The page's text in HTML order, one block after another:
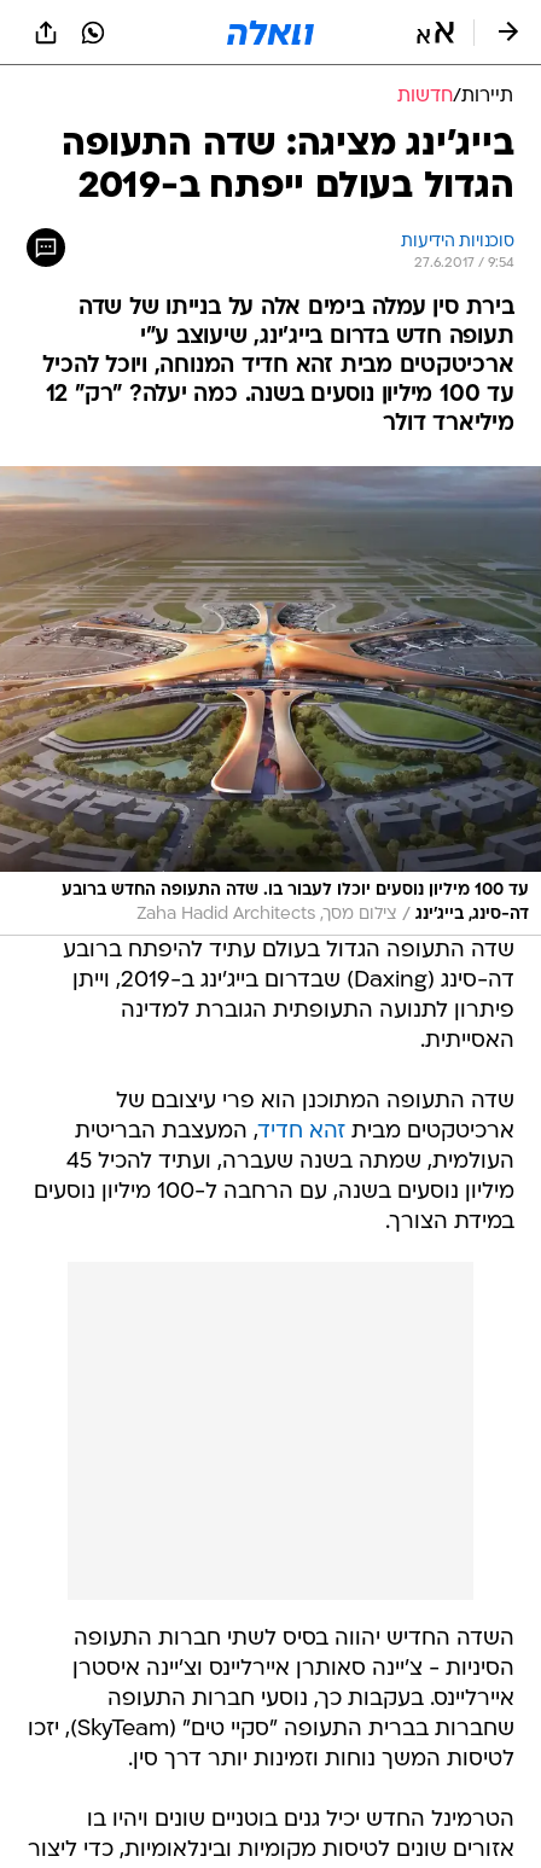
תיירות/חדשות
בייג'ינג מציגה: שדה התעופה
הגדול בעולם ייפתח ב-2019
סוכנויות הידיעות
27.6.2017 / 9:54
בירת סין עמלה בימים אלה על בנייתו של שדה
תעופה חדש בדרום בייג'ינג, שיעוצב ע"י
ארכיטקטים מבית זהא חדיד המנוחה, ויוכל להכיל
עד 100 מיליון נוסעים בשנה. כמה יעלה? "רק" 12
מיליארד דולר
עד 100 מיליון נוסעים יוכלו לעבור בו. שדה התעופה החדש ברובע
דה-סינג, בייג'ינג / צילום מסך, Zaha Hadid Architects
שדה התעופה הגדול בעולם עתיד להיפתח ברובע
דה-סינג (Daxing) שבדרום בייג'ינג ב-2019, וייתן
פיתרון לתנועה התעופתית הגוברת למדינה
האסייתית.
שדה התעופה המתוכנן הוא פרי עיצובם של
ארכיטקטים מביתזהא חדיד, המעצבת הבריטית
העולמית, שמתה בשנה שעברה, ועתיד להכיל 45
מיליון נוסעים בשנה, עם הרחבה ל-100 מיליון נוסעים
במידת הצורך.
השדה החדיש יהווה בסיס לשתי חברות התעופה
הסיניות - צ'יינה סאותרן איירליינס וצ'יינה איסטרן
איירליינס. בעקבות כך, נוסעי חברות התעופה
שחברות בברית התעופה "סקיי טים" (SkyTeam), יזכו
לטיסות המשך נוחות וזמינות יותר דרך סין.
הטרמינל החדש יכיל גנים בוטניים שונים ויהיו בו
אזורים שונים לטיסות מקומיות ובינלאומיות, כדי ליצור